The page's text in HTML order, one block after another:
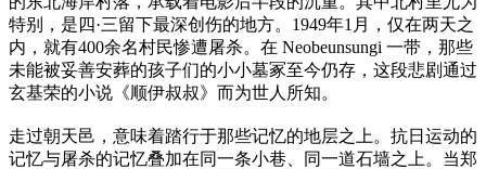
特别，是四·三留下最深创伤的地方。1949年1月，仅在两天之
内，就有400余名村民惨遭屠杀。在 Neobeunsungi 一带，那些
未能被妥善安葬的孩子们的小小墓冢至今仍存，这段悲剧通过
玄基荣的小说《顺伊叔叔》而为世人所知。
走过朝天邑，意味着踏行于那些记忆的地层之上。抗日运动的
记忆与屠杀的记忆叠加在同一条小巷、同一道石墙之上。当郑